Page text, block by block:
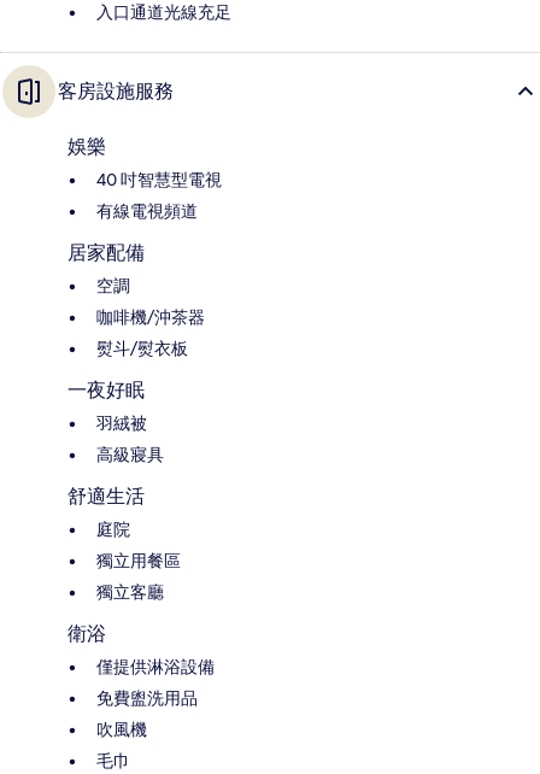
入口通道光線充足
客房設施服務
娛樂
40 吋智慧型電視
有線電視頻道
居家配備
空調
咖啡機/沖茶器
熨斗/熨衣板
一夜好眠
羽絨被
高級寢具
舒適生活
庭院
獨立用餐區
獨立客廳
衛浴
僅提供淋浴設備
免費盥洗用品
吹風機
毛巾